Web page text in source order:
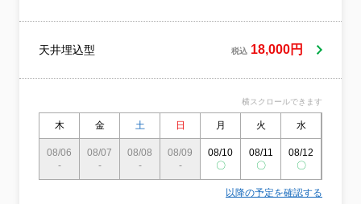
で7年の経験があり、エアコンクリーニング
プロフェッショナルスタッフを擁してお
ます。どんな小さなことでも大切に扱い、
細かな部分まで洗浄しきれいに仕上げま
す。それが私たちのサービスの特徴であ
り、 これまで数多くのお客さまから支持
命は、皆さまの生活空間を快適に、健康で
てなしとプロフェッショナルな技術を提供
天井埋込型 税込 18,000円
横スクロールできます
木 金 土 日 月 火 水
08/06
-
08/07
-
08/08
-
08/09
-
08/10
〇
08/11
〇
08/12
〇
以降の予定を確認する